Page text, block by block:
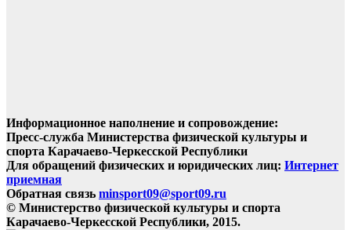
Информационное наполнение и сопровождение:
Пресс-служба Министерства физической культуры и
спорта Карачаево-Черкесской Республики
Для обращений физических и юридических лиц: Интернет
приемная
Обратная связь minsport09@sport09.ru
© Министерство физической культуры и спорта
Карачаево-Черкесской Республики, 2015.